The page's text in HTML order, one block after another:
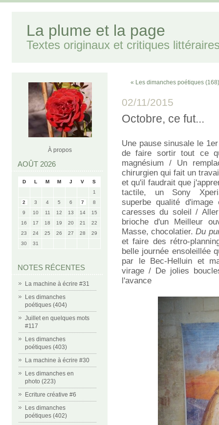
La plume et la page
Textes originaux et critiques
À propos
AOÛT 2026
D L M M J V
S
1
2
3 4 5 6 7
8
9
10 11 12 13 14
15
16
17 18 19 20 21
22
23
24 25 26 27 28
29
30
31
NOTES RÉCENTES
La machine à écrire #31
Les dimanches
poétiques (404)
Juillet en quelques mots
#117
Les dimanches
poétiques (403)
La machine à écrire #30
Les dimanches en
photo (223)
Ecriture créative #6
Les dimanches
poétiques (402)
« Les dimanches poétiques (168)
02/11/2015
Octobre, ce fut...
Une pause sinusale le
de faire sortir tout ce
magnésium / Un
chirurgien qui fait un
et qu'il faudrait que
tactile, un Sony
superbe qualité
caresses du soleil /
brioche d'un Meilleur
Masse, chocolatier.Du
et faire des rétro-
belle journée ensoleillée
par le Bec-Helluin et
virage / De jolies
l'avance